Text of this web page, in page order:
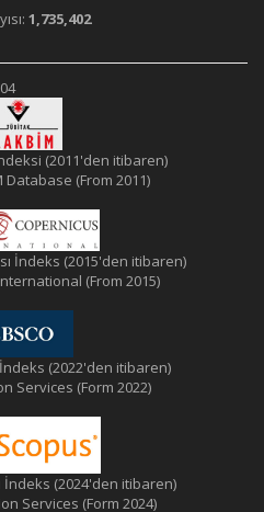
1,735,402
(2011'den itibaren)
Database (From 2011)
İndeks (2015'den itibaren)
(From 2015)
(2022'den itibaren)
Services (Form 2022)
İndeks (2024'den itibaren)
Services (Form 2024)